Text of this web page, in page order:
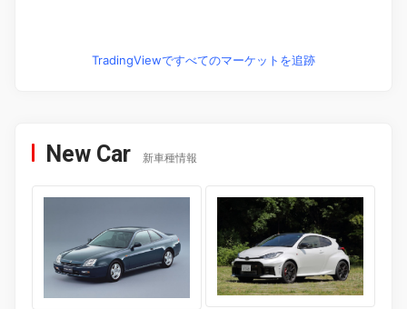
TradingViewですべてのマーケットを追跡
New Car 新車種情報